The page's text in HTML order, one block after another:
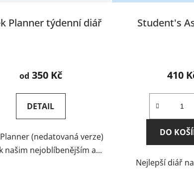
Planner týdenní diář
hodnocení
je
5,0
5
hvězdiček.
od 350 Kč
DETAIL
(nedatovaná verze)
našim nejoblíbenějším a...
Student's
je
5,0
5
410
DO
Nejlepší diář